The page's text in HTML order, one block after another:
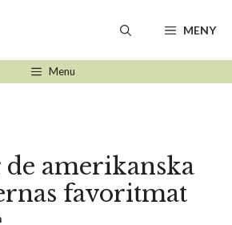
MENY
Menu
amerikanska
favoritmat